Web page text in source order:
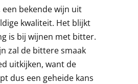
bekende wijn uit
kwaliteit. Het blijkt
is bij wijnen met bitter.
zal de bittere smaak
uitkijken, want de
dus een geheide kans